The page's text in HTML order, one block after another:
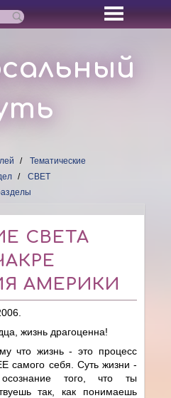
Тематические
СВЕТ
СВЕТА
АМЕРИКИ
жизнь драгоценна!
что жизнь - это процесс
самого себя. Суть жизни -
того, что ты
так, как понимаешь